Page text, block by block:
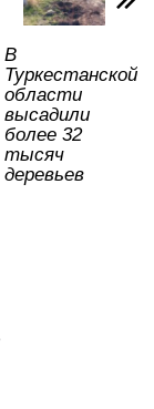
В
Туркестанской
области
высадили
более 32
тысяч
деревьев